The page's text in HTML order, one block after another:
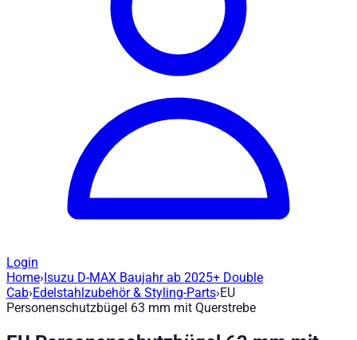
Login
EU Personenschutzbügel 63 mm mit
Marke : Road Ranger® |
Road
Home›Isuzu D-MAX Baujahr ab 2025+ Double
Cab›Edelstahlzubehör & Styling-Parts›EU
Personenschutzbügel 63 mm mit Querstrebe